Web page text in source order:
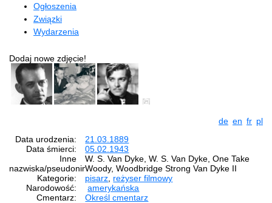
Ogłoszenia
Związki
Wydarzenia
Dodaj nowe zdjęcie!
de en fr pl
Data urodzenia:
21.03.1889
Data śmierci:
05.02.1943
Inne
nazwiska/pseudonimy:
W. S. Van Dyke, W. S. Van Dyke, One Take
Woody, Woodbridge Strong Van Dyke II
Kategorie:
pisarz reżyser filmowy
Narodowość:
amerykańska
Cmentarz:
Określ cmentarz